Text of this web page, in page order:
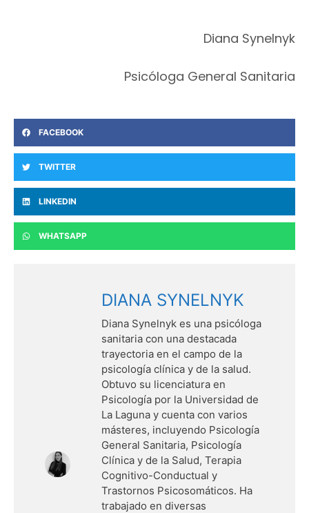
Diana Synelnyk
Psicóloga General Sanitaria
FACEBOOK
TWITTER
LINKEDIN
WHATSAPP
DIANA SYNELNYK
Diana Synelnyk es una psicóloga
sanitaria con una destacada
trayectoria en el campo de la
psicología clínica y de la salud.
Obtuvo su licenciatura en
Psicología por la Universidad de
La Laguna y cuenta con varios
másteres, incluyendo Psicología
General Sanitaria, Psicología
Clínica y de la Salud, Terapia
Cognitivo-Conductual y
Trastornos Psicosomáticos. Ha
trabajado en diversas